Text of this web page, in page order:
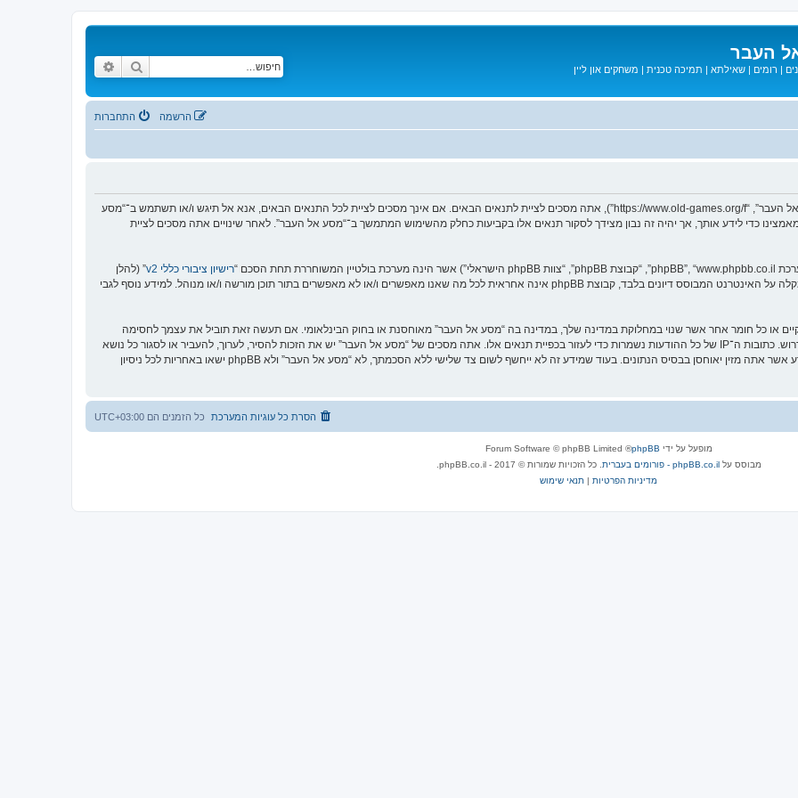
העבר
| רומים | שאילתא | תמיכה טכנית | משחקים און ליין חיפוש
התחברות הרשמה
בעת הגישה אל “מסע אל העבר” (להלן “אנחנו”, “אותנו”, “שלנו”, “מסע אל העבר”, “https://www.old-games.org/f”), אתה מסכים לציית לתנאים הבאים. אם אינך מסכים לציית לכל התנאים הבאים, אנא אל תיגש ו/או תשתמש ב־“מסע
מאמצינו כדי לידע אותך, אך יהיה זה נבון מצידך לסקור תנאים אלו בקביעות כחלק מהשימוש המתמשך ב־“מסע אל העבר”. לאחר שינויים אתה מסכים לציית
רישיון ציבורי כללי v2
” (להלן
. מערכת phpBB מקלה על האינטרנט המבוסס דיונים בלבד, קבוצת phpBB אינה אחראית לכל מה שאנו מאפשרים ו/או לא מאפשרים בתור תוכן מורשה ו/או מנוהל. למידע נוסף לגבי
או כל חומר אחר אשר שנוי במחלוקת במדינה שלך, במדינה בה “מסע אל העבר” מאוחסנת או בחוק הבינלאומי. אם תעשה זאת תוביל את עצמך לחסימה
מיידית ולצמיתות, עם הודעה לספק שירות האינטרנט אם זה יראה לנו דרוש. כתובות ה־IP של כל ההודעות נשמרות כדי לעזור בכפיית תנאים אלו. אתה מסכים של “מסע אל העבר” יש את הזכות להסיר, לערוך, להעביר או לסגור כל נושא
בכל זמן נתון הנראה לנו מתאים. בתור משתמש אתה מסכים שכל המידע אשר אתה מזין יאוחסן בבסיס הנתונים. בעוד שמידע זה לא ייחשף לשום צד שלישי ללא הסכמתך, לא “מסע אל העבר” ולא phpBB ישאו באחריות לכל ניסיון
כל הזמנים הם UTC+03:00 הסרת כל עוגיות המערכת
מופעל על ידי phpBB
® Forum Software © phpBB Limited
מבוסס עלphpBB.co.il - פורומים בעברית
. כל הזכויות שמורות © 2017 - phpBB.co.il.
מדיניות הפרטיות | תנאי שימוש